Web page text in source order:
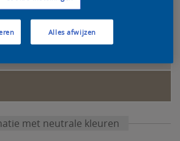
met neutrale kleuren
Alles afwijzen